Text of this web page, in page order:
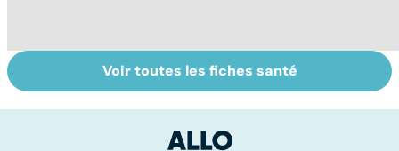
Burn-out :
l'épuisement
Faire du sport à
domicile, c'est
Voir toutes les fiches santé